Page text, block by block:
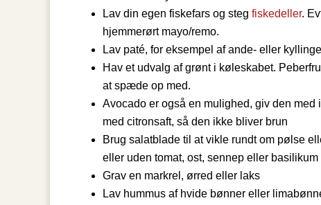
Lav din egen fiskefars og steg fiskedeller.
hjemmerørt mayo/remo.
Lav paté, for eksempel af ande- eller
Hav et udvalg af grønt i køleskabet.
at spæde op med.
Avocado er også en mulighed, giv den
med citronsaft, så den ikke bliver brun
Brug salatblade til at vikle rundt om pølse
eller uden tomat, ost, sennep eller basilikum
Grav en markrel, ørred eller laks
Lav hummus af hvide bønner eller